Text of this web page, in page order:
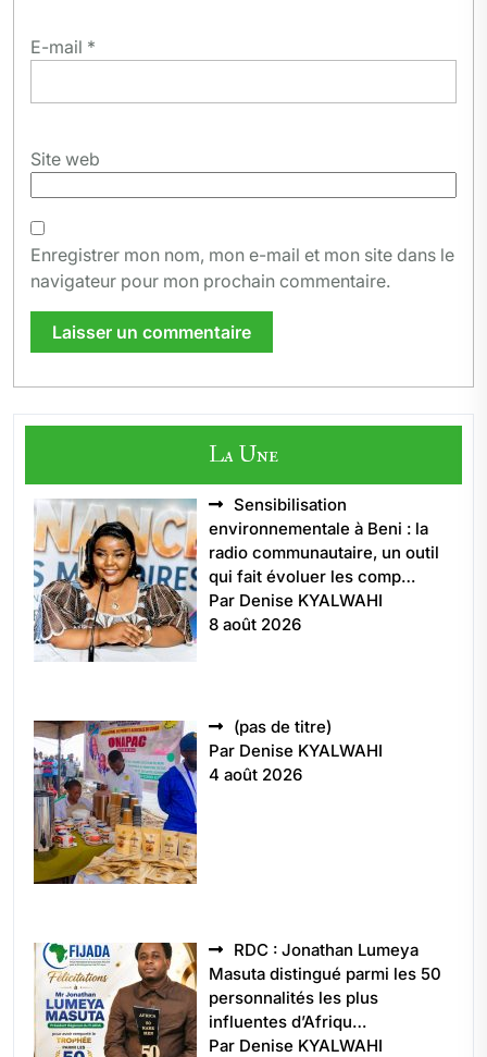
E-mail *
Site web
Enregistrer mon nom, mon e-mail et mon site dans le
navigateur pour mon prochain commentaire.
La Une
Sensibilisation
environnementale à Beni : la
radio communautaire, un outil
qui fait évoluer les comp…
Par Denise KYALWAHI
8 août 2026
(pas de titre)
5496
Par Denise KYALWAHI
4 août 2026
RDC : Jonathan Lumeya
Masuta distingué parmi les 50
personnalités les plus
influentes d’Afriqu…
Par Denise KYALWAHI